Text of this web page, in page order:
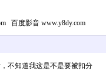
百度影音 www.y8dy.com
不知道我这是不是要被扣分